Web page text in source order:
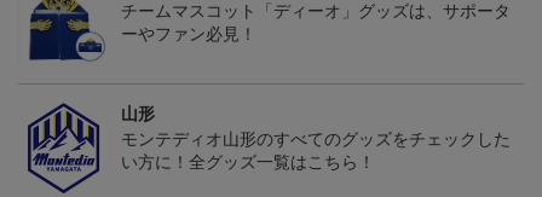
チームマスコット「ディーオ」グッズは、サポータ
ーやファン必見！
山形
モンテディオ山形のすべてのグッズをチェックした
い方に！全グッズ一覧はこちら！